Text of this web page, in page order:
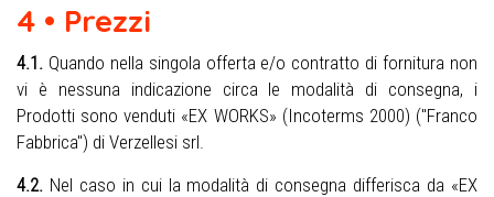
4 • Prezzi
4.1. Quando nella singola offerta e/o contratto di fornitura non
vi è nessuna indicazione circa le modalità di consegna, i
Prodotti sono venduti «EX WORKS» (Incoterms 2000) ("Franco
Fabbrica") di Verzellesi srl.
4.2. Nel caso in cui la modalità di consegna differisca da «EX